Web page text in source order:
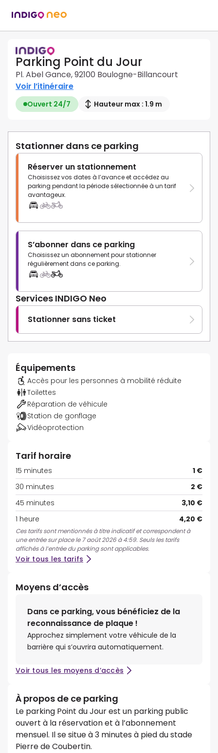
Parking Point du Jour
Pl. Abel Gance, 92100 Boulogne-Billancourt
Voir l’itinéraire
Ouvert 24/7 Hauteur max : 1.9 m
Stationner dans ce parking
Réserver un stationnement
Choisissez vos dates à l’avance et accédez au
parking pendant la période sélectionnée à un tarif
avantageux.
S’abonner dans ce parking
Choisissez un abonnement pour stationner
régulièrement dans ce parking.
Services INDIGO Neo
Stationner sans ticket
Équipements
Accès pour les personnes à mobilité réduite
Toilettes
Réparation de véhicule
Station de gonflage
Vidéoprotection
Tarif horaire
15 minutes
1 €
30 minutes
2 €
45 minutes
3,10 €
1 heure
4,20 €
Ces tarifs sont mentionnés à titre indicatif et correspondent à
une entrée sur place le 7 août 2026 à 4:59. Seuls les tarifs
affichés à l’entrée du parking sont applicables.
Voir tous les tarifs
Moyens d’accès
Dans ce parking, vous bénéficiez de la
reconnaissance de plaque !
Approchez simplement votre véhicule de la
barrière qui s’ouvrira automatiquement.
Voir tous les moyens d’accès
À propos de ce parking
Le parking Point du Jour est un parking public
ouvert à la réservation et à l’abonnement
mensuel. Il se situe à 3 minutes à pied du stade
Pierre de Coubertin.